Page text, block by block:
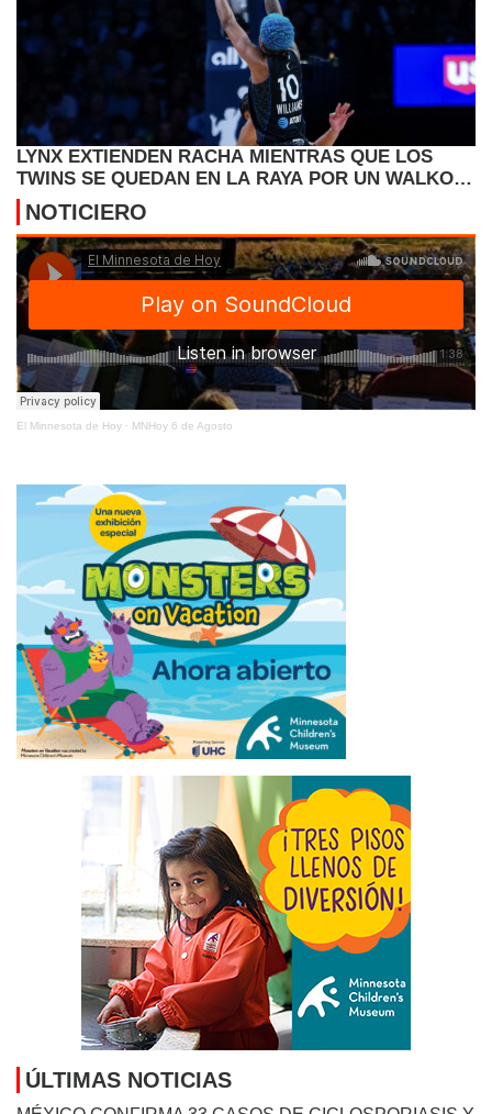
LYNX EXTIENDEN RACHA MIENTRAS QUE LOS
TWINS SE QUEDAN EN LA RAYA POR UN WALKOFF
DE SEATTLE
NOTICIERO
El Minnesota de Hoy · MNHoy 6 de Agosto
ÚLTIMAS NOTICIAS
MÉXICO CONFIRMA 33 CASOS DE CICLOSPORIASIS Y
RECHAZA SER ORIGEN DEL BROTE EN EE.UU.
ALERTA DE SEGURIDAD DE EEUU AFECTA LAS
EXPORTACIONES DE AGUACATE DESDE ESTADO
MEXICANOAugust 6, 2026
ORGANIZACIONES CONVOCAN MANIFESTACIÓN EN
MINNEAPOLIS EN APOYO A INMIGRANTES HAITIANOS
CON TPS August 6, 2026
LA EXITOSA SERIE MEXICANA ‘NADIE NOS VA A